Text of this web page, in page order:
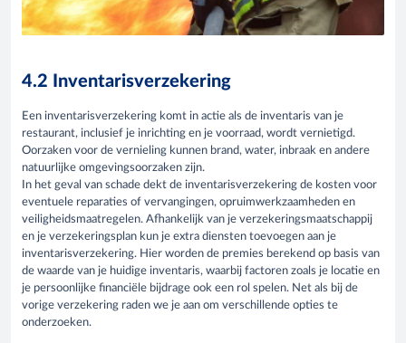
4.2 Inventarisverzekering
Een inventarisverzekering komt in actie als de inventaris van je
restaurant, inclusief je inrichting en je voorraad, wordt vernietigd.
Oorzaken voor de vernieling kunnen brand, water, inbraak en andere
natuurlijke omgevingsoorzaken zijn.
In het geval van schade dekt de inventarisverzekering de kosten voor
eventuele reparaties of vervangingen, opruimwerkzaamheden en
veiligheidsmaatregelen. Afhankelijk van je verzekeringsmaatschappij
en je verzekeringsplan kun je extra diensten toevoegen aan je
inventarisverzekering. Hier worden de premies berekend op basis van
de waarde van je huidige inventaris, waarbij factoren zoals je locatie en
je persoonlijke financiële bijdrage ook een rol spelen. Net als bij de
vorige verzekering raden we je aan om verschillende opties te
onderzoeken.